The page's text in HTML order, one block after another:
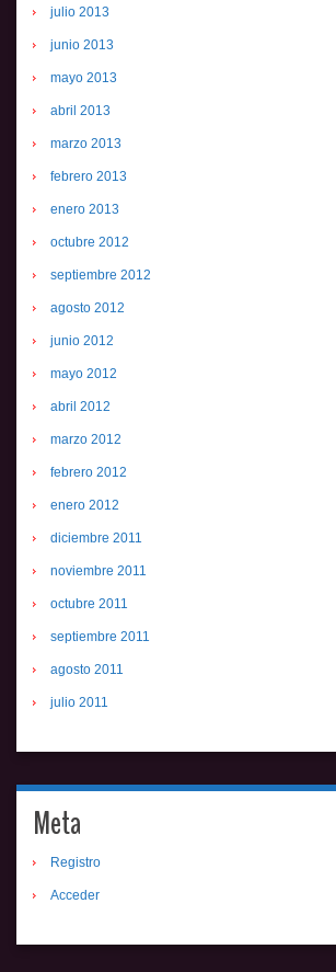
julio 2013
junio 2013
mayo 2013
abril 2013
marzo 2013
febrero 2013
enero 2013
octubre 2012
septiembre 2012
agosto 2012
junio 2012
mayo 2012
abril 2012
marzo 2012
febrero 2012
enero 2012
diciembre 2011
noviembre 2011
octubre 2011
septiembre 2011
agosto 2011
julio 2011
Meta
Registro
Acceder